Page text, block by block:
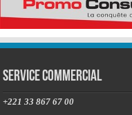
Service commercial
+221 33 867 67 00